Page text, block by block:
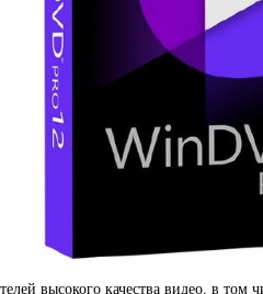
высокого качества видео, в